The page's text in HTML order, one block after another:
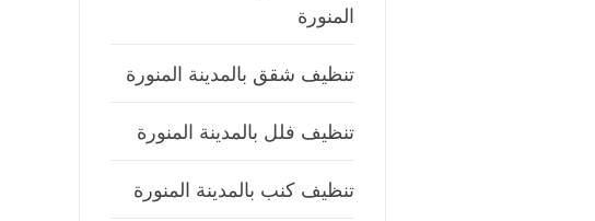
المنورة
تنظيف شقق بالمدينة المنورة
تنظيف فلل بالمدينة المنورة
تنظيف كنب بالمدينة المنورة